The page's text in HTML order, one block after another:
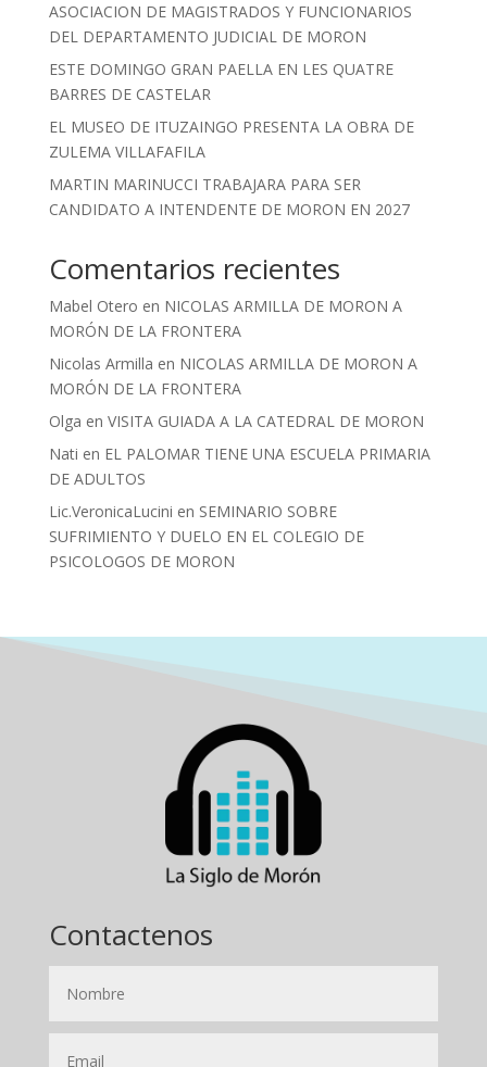
ASOCIACION DE MAGISTRADOS Y FUNCIONARIOS
DEL DEPARTAMENTO JUDICIAL DE MORON
ESTE DOMINGO GRAN PAELLA EN LES QUATRE
BARRES DE CASTELAR
EL MUSEO DE ITUZAINGO PRESENTA LA OBRA DE
ZULEMA VILLAFAFILA
MARTIN MARINUCCI TRABAJARA PARA SER
CANDIDATO A INTENDENTE DE MORON EN 2027
Comentarios recientes
Mabel Otero en NICOLAS ARMILLA DE MORON A
MORÓN DE LA FRONTERA
Nicolas Armilla en NICOLAS ARMILLA DE MORON A
MORÓN DE LA FRONTERA
Olga en VISITA GUIADA A LA CATEDRAL DE MORON
Nati en EL PALOMAR TIENE UNA ESCUELA PRIMARIA
DE ADULTOS
Lic.VeronicaLucini en SEMINARIO SOBRE
SUFRIMIENTO Y DUELO EN EL COLEGIO DE
PSICOLOGOS DE MORON
Contactenos